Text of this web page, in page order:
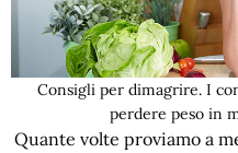
Consigli per dimagrire. I
perdere peso in
Quante volte proviamo a